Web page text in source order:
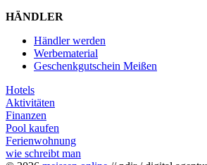
HÄNDLER
Händler werden
Werbematerial
Geschenkgutschein Meißen
Hotels
Aktivitäten
Finanzen
Pool kaufen
Ferienwohnung
wie schreibt man